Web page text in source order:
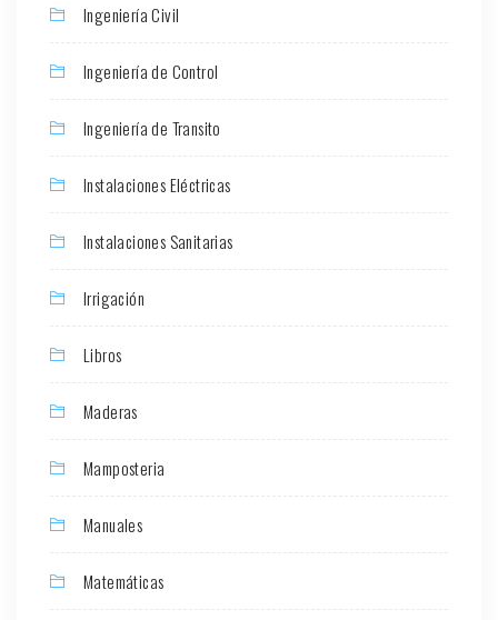
Ingeniería Civil
Ingeniería de Control
Ingeniería de Transito
Instalaciones Eléctricas
Instalaciones Sanitarias
Irrigación
Libros
Maderas
Mamposteria
Manuales
Matemáticas